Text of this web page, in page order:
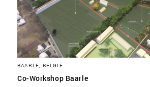
BAARLE, BELGIË
Co-Workshop Baarle